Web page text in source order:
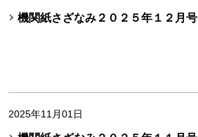
機関紙さざなみ２０２５年１２月号
2025年11月01日